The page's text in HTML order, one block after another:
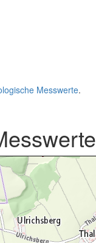
Messwerte.